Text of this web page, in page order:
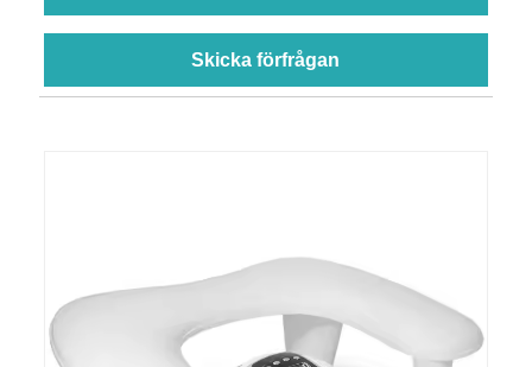
Skicka förfrågan